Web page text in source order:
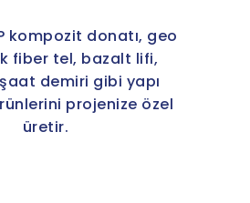
kompozit donatı, geo
fiber tel, bazalt lifi,
demiri gibi yapı
projenize özel
üretir.